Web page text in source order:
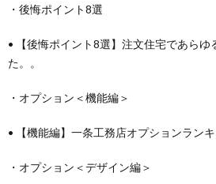
・後悔ポイント8選
• 【後悔ポイント8選】注文住宅であらゆ
た。。
・オプション＜機能編＞
• 【機能編】一条工務店オプションラン
・オプション＜デザイン編＞